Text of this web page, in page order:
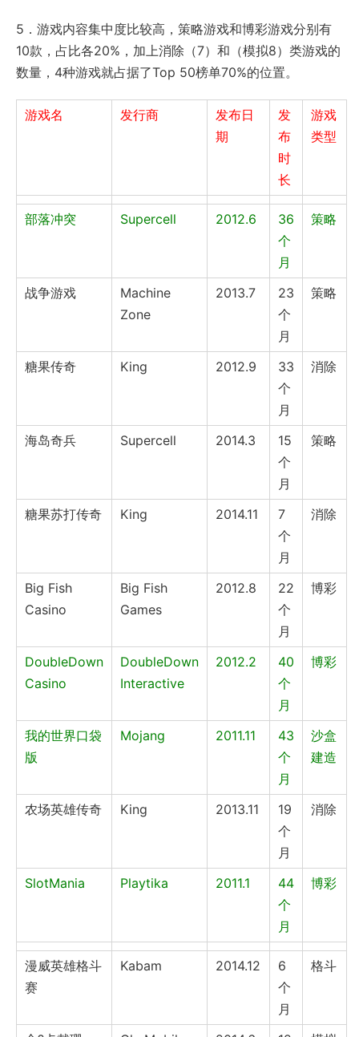
5．游戏内容集中度比较高，策略游戏和博彩游戏分别有
10款，占比各20%，加上消除（7）和（模拟8）类游戏的
数量，4种游戏就占据了Top 50榜单70%的位置。
游戏名 发行商
发布日
期
发
布
时
长
游戏
类型
部落冲突 Supercell 2012.6
36
个
月
策略
战争游戏
Machine
Zone
2013.7
23
个
月
策略
糖果传奇 King 2012.9
33
个
月
消除
海岛奇兵 Supercell 2014.3
15
个
月
策略
糖果苏打传奇 King 2014.11
7
个
月
消除
Big Fish
Casino
Big Fish
Games
2012.8
22
个
月
博彩
DoubleDown
Casino
DoubleDown
Interactive
2012.2
40
个
月
博彩
我的世界口袋
版
Mojang 2011.11
43
个
月
沙盒
建造
农场英雄传奇 King 2013.11
19
个
月
消除
SlotMania Playtika 2011.1
44
个
月
博彩
漫威英雄格斗
赛
Kabam 2014.12
6
个
月
格斗